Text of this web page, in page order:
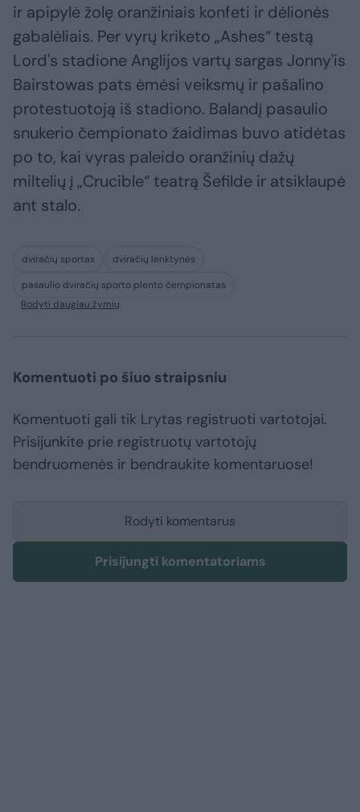
ir apipylė žolę oranžiniais konfeti ir dėlionės
gabalėliais. Per vyrų kriketo „Ashes“ testą
Lord's stadione Anglijos vartų sargas Jonny'is
Bairstowas pats ėmėsi veiksmų ir pašalino
protestuotoją iš stadiono. Balandį pasaulio
snukerio čempionato žaidimas buvo atidėtas
po to, kai vyras paleido oranžinių dažų
miltelių į „Crucible“ teatrą Šefilde ir atsiklaupė
ant stalo.
dviračių sportas
dviračių lenktynės
pasaulio dviračių sporto plento čempionatas
Rodyti daugiau žymių
Komentuoti po šiuo straipsniu
Komentuoti gali tik Lrytas registruoti vartotojai.
Prisijunkite prie registruotų vartotojų
bendruomenės ir bendraukite komentaruose!
Rodyti komentarus
Prisijungti komentatoriams